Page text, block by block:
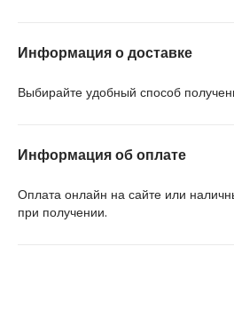
Информация о доставке
Выбирайте удобный способ
Информация об оплате
Оплата онлайн на сайте или
при получении.